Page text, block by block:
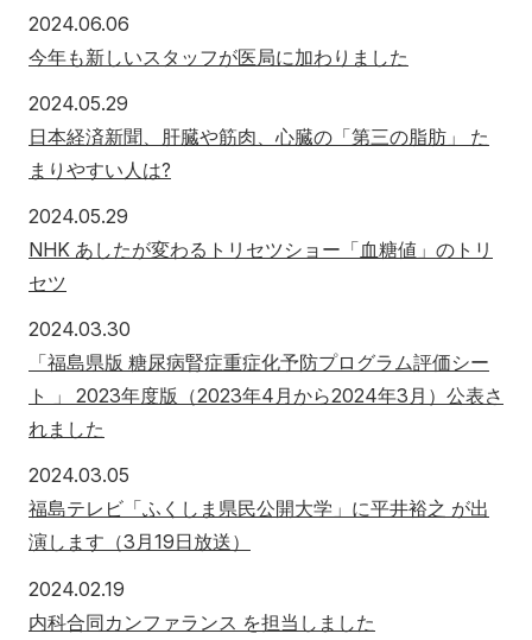
2024.06.06
今年も新しいスタッフが医局に加わりました
2024.05.29
日本経済新聞、肝臓や筋肉、心臓の「第三の脂肪」 た
まりやすい人は?
2024.05.29
NHK あしたが変わるトリセツショー「血糖値」のトリ
セツ
2024.03.30
「福島県版 糖尿病腎症重症化予防プログラム評価シー
ト 」 2023年度版（2023年4月から2024年3月）公表さ
れました
2024.03.05
福島テレビ「ふくしま県民公開大学」に平井裕之 が出
演します（3月19日放送）
2024.02.19
内科合同カンファランス を担当しました